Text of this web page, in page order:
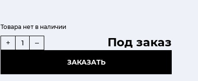
Товара нет в наличии
Под заказ
+ –
ЗАКАЗАТЬ